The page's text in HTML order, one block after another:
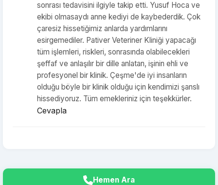
sonrası tedavisini ilgiyle takip etti. Yusuf Hoca ve
ekibi olmasaydı anne kediyi de kaybederdik. Çok
çaresiz hissetiğimiz anlarda yardımlarını
esirgemediler. Pativer Veteriner Kliniği yapacağı
tüm işlemleri, riskleri, sonrasında olabilecekleri
şeffaf ve anlaşılır bir dille anlatan, işinin ehli ve
profesyonel bir klinik. Çeşme'de iyi insanların
olduğu böyle bir klinik olduğu için kendimizi şanslı
hissediyoruz. Tüm emekleriniz için teşekkürler.
Cevapla
Hemen Ara